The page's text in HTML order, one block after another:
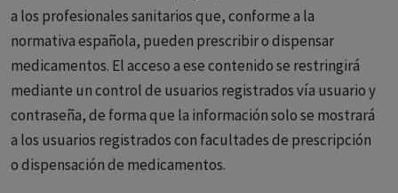
a los profesionales sanitarios que, conforme a la
normativa española, pueden prescribir o dispensar
medicamentos. El acceso a ese contenido se restringirá
mediante un control de usuarios registrados vía usuario y
contraseña, de forma que la información solo se mostrará
a los usuarios registrados con facultades de prescripción
o dispensación de medicamentos.